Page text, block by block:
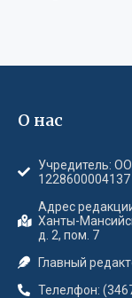
О нас
Учредитель:
1228600004137
Адрес
Ханты-
д. 2, пом. 7
Главный
Телелфон: